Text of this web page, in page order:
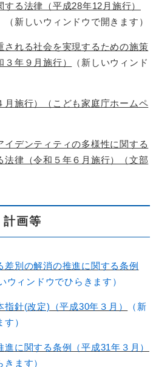
る法律（平成28年12月施行）
（新しいウィンドウで開きます）
される社会を実現するための施策
年９月施行）
（新しいウィンド
月施行）（こども家庭庁ホームペ
デンティティの多様性に関する
法律（令和５年６月施行）（文部
画等
差別の解消の推進に関する条例
ウィンドウでひらきます）
針(改定)（平成30年３月）
（新
）
に関する条例（平成31年３月）
ます）